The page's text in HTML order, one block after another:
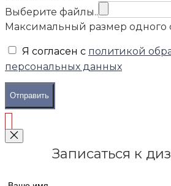
Выберите файлы..
Максимальный размер одного
Я согласен с политикой
персональных данных
Отправить
Записаться к